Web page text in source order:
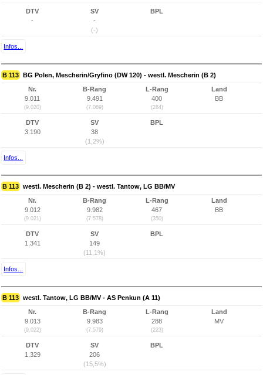
DTV
-
SV
-
(-)
BPL
Infos...
B 113 BG Polen, Mescherin/Gryfino (DW 120) - westl. Mescherin (B 2)
Nr.
9.011
(9.020)
B-Rang
9.491
(7.089)
L-Rang
400
(284)
Land
BB
DTV
3.190
SV
38
(1,2%)
BPL
Infos...
B 113 westl. Mescherin (B 2) - westl. Tantow, LG BB/MV
Nr.
9.012
(9.021)
B-Rang
9.982
(7.578)
L-Rang
467
(350)
Land
BB
DTV
1.341
SV
149
(11,1%)
BPL
Infos...
B 113 westl. Tantow, LG BB/MV - AS Penkun (A 11)
Nr.
9.013
(9.022)
B-Rang
9.983
(7.579)
L-Rang
288
(223)
Land
MV
DTV
1.329
SV
206
(15,5%)
BPL